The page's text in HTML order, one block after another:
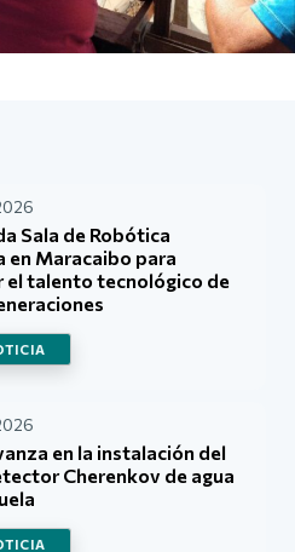
Sala de Robótica
en Maracaibo para
el talento tecnológico de
en la instalación del
Cherenkov de agua